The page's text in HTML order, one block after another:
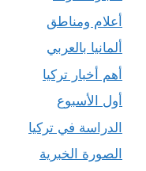
أعلام ومناطق
ألمانيا بالعربي
أهم أخبار تركيا
أول الأسبوع
الدراسة في تركيا
الصورة الخبرية